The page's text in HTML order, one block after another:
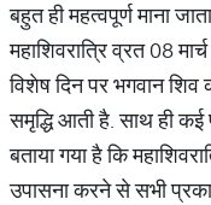
बहुत ही महत्वपूर्ण माना
महाशिवरात्रि व्रत 08
विशेष दिन पर भगवान
समृद्धि आती है. साथ ही कई
बताया गया है कि
उपासना करने से सभी